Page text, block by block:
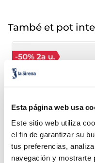
Esta página web usa
Este sitio web utiliza
el fin de garantizar su
tus preferencias,
navegación y mostrarte
També et pot
Menú Dibo pollastre
3,89 €
Unitat